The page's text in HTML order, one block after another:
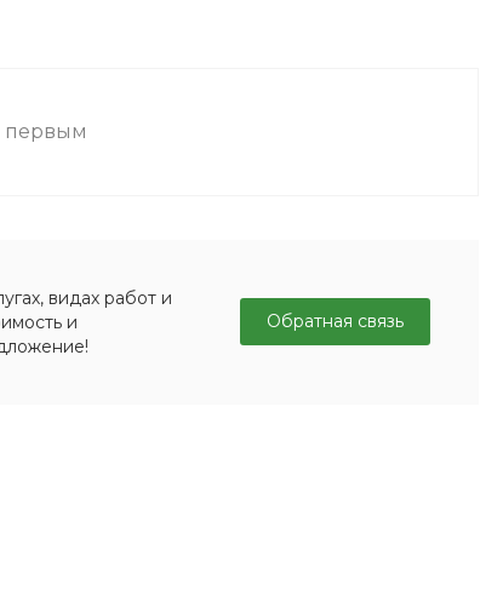
первым
видах работ и
и
Обратная связь